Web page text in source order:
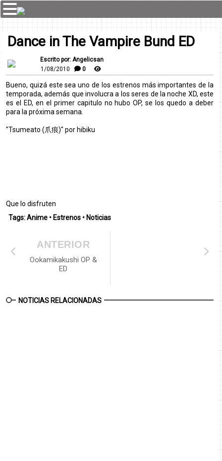
Dance in The Vampire Bund ED
Escrito por: Angelicsan
1/08/2010
0
Bueno, quizá este sea uno de los estrenos más importantes de la
temporada, además que involucra a los seres de la noche XD, este
es el ED, en el primer capitulo no hubo OP, se los quedo a deber
para la próxima semana.
"Tsumeato (爪痕)" por hibiku
Que lo disfruten
Tags:Anime • Estrenos • Noticias
ANTERIOR
Ookamikakushi OP &
ED
NOTICIAS RELACIONADAS